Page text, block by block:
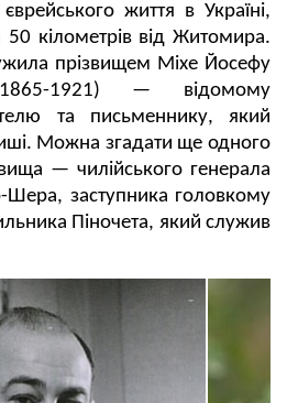
життя в Україні,
50 кілометрів від Житомира.
прізвищем Міхе Йосефу
1921) — відомому
та письменнику, який
Можна згадати ще одного
— чилійського генерала
Шера, заступника головкому
Піночета, який служив